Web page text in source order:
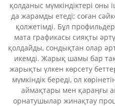
қолданыс мүмкіндіктері
да жарамды етеді; соған
қолжетімді. Бұл
мата графикасы сияқты
қолдайды, сондықтан олар
икемді. Жарық шамы бар
жарықты үлкен көрсету
мүмкіндік береді, ол
аймақтары мен қараңғы
орнатушылар жинақтау